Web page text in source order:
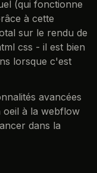
(qui fonctionne
à cette
sur le rendu de
css - il est bien
lorsque c'est
avancées
oeil à la webflow
dans la